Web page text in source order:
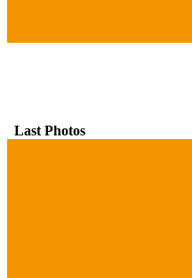
Last Photos